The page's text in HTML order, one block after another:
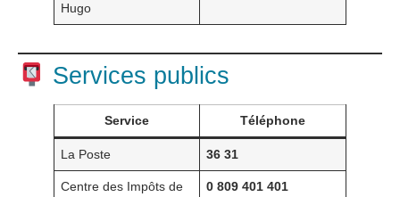
Hugo
Services publics
Service Téléphone
La Poste 36 31
Centre des Impôts de
0 809 401 401